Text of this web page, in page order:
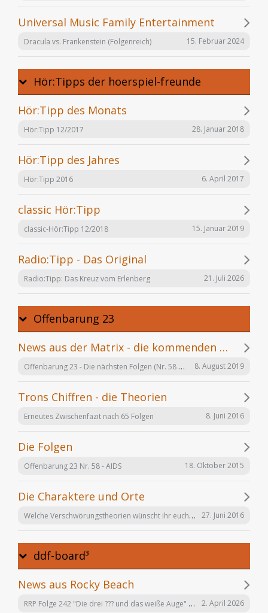
Universal Music Family Entertainment
Dracula vs. Frankenstein (Folgenreich) 15. Februar 2024
Hör:Tipps der hoerspiel-freunde
Hör:Tipp des Monats
Hör:Tipp 12/2017 28. Januar 2018
Hör:Tipp des Jahres
Hör:Tipp 2016 6. April 2017
classic Hör:Tipp
classic-Hör:Tipp 12/2018 15. Januar 2019
Radio:Tipp - Das Original
Radio:Tipp: Das Kreuz vom Erlenberg 21. Juli 2026
Offenbarung 23
News aus der Matrix - die kommenden Folgen
Offenbarung 23 - Die nächsten Folgen (Nr. 58 bis X) 8. August 2019
Trons Chiffren - die Theorien
Erneutes Zwischenfazit nach 65 Folgen 8. Juni 2016
Die Folgen
Offenbarung 23 Nr. 58 - AIDS 18. Oktober 2015
Die Charaktere und Orte
Welche Verschwörungstheorien wünscht ihr euch noch in der Serie "Offenbarung 23"? 27. Juni 2016
ddf-board³
News aus Rocky Beach
RRP Folge 242 "Die drei ??? und das weiße Auge" am 02.12. in Karlsruhe 2. April 2026